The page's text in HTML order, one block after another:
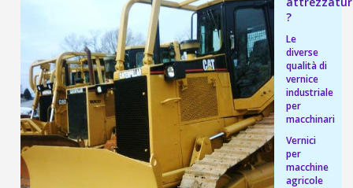
?
Le
diverse
qualità di
vernice
industriale
per
macchinari
Vernici
per
macchine
agricole